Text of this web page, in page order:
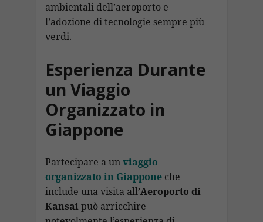
ambientali dell’aeroporto e
l’adozione di tecnologie sempre più
verdi.
Esperienza Durante
un Viaggio
Organizzato in
Giappone
Partecipare a unviaggio
organizzato in Giappone che
include una visita all’Aeroporto di
Kansaipuò arricchire